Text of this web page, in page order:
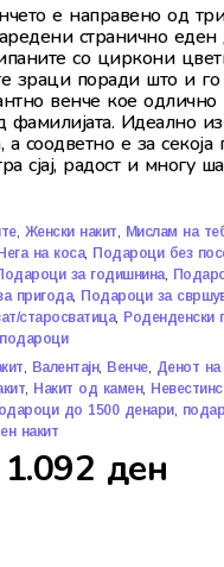
е направено од
странично еден
со циркони
зраци поради што и
венче кое
Идеално
соодветно е за секоја
сјај, радост и многу
, Женски накит, Мислам на
Нега на коса, Подароци без
за годишнина,
пригода, Подароци за
старосватица, Роденденски
, Валентајн, Венче, Денот
, Накит од камен,
до 1500 денари,
накит
1.092 ден